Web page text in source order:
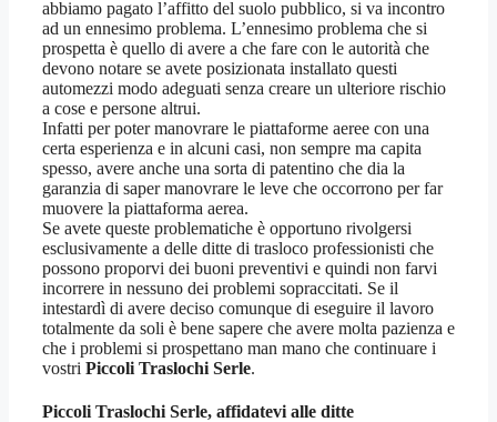
abbiamo pagato l’affitto del suolo pubblico, si va incontro
ad un ennesimo problema. L’ennesimo problema che si
prospetta è quello di avere a che fare con le autorità che
devono notare se avete posizionata installato questi
automezzi modo adeguati senza creare un ulteriore rischio
a cose e persone altrui.
Infatti per poter manovrare le piattaforme aeree con una
certa esperienza e in alcuni casi, non sempre ma capita
spesso, avere anche una sorta di patentino che dia la
garanzia di saper manovrare le leve che occorrono per far
muovere la piattaforma aerea.
Se avete queste problematiche è opportuno rivolgersi
esclusivamente a delle ditte di trasloco professionisti che
possono proporvi dei buoni preventivi e quindi non farvi
incorrere in nessuno dei problemi sopraccitati. Se il
intestardì di avere deciso comunque di eseguire il lavoro
totalmente da soli è bene sapere che avere molta pazienza e
che i problemi si prospettano man mano che continuare i
vostri Piccoli Traslochi Serle.
Piccoli Traslochi Serle, affidatevi alle ditte